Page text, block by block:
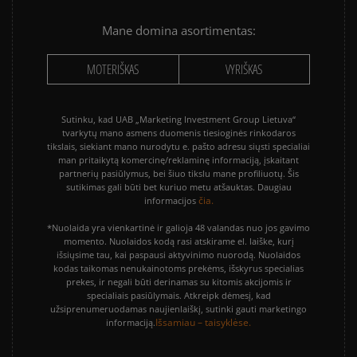
Mane domina asortimentas:
MOTERIŠKAS VYRIŠKAS
Sutinku, kad UAB „Marketing Investment Group Lietuva“
tvarkytų mano asmens duomenis tiesioginės rinkodaros
tikslais, siekiant mano nurodytu e. pašto adresu siųsti specialiai
man pritaikytą komercinę/reklaminę informaciją, įskaitant
partnerių pasiūlymus, bei šiuo tikslu mane profiliuotų. Šis
sutikimas gali būti bet kuriuo metu atšauktas. Daugiau
informacijos čia.
*Nuolaida yra vienkartinė ir galioja 48 valandas nuo jos gavimo
momento. Nuolaidos kodą rasi atskirame el. laiške, kurį
išsiųsime tau, kai paspausi aktyvinimo nuorodą. Nuolaidos
kodas taikomas nenukainotoms prekėms, išskyrus specialias
prekes, ir negali būti derinamas su kitomis akcijomis ir
specialiais pasiūlymais. Atkreipk dėmesį, kad
užsiprenumeruodamas naujienlaiškį, sutinki gauti marketingo
informaciją.Išsamiau – taisyklėse.